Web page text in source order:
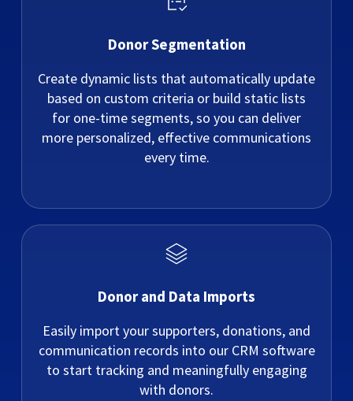
Donor Segmentation
Create dynamic lists that automatically update
based on custom criteria or build static lists
for one-time segments, so you can deliver
more personalized, effective communications
every time.
Donor and Data Imports
Easily import your supporters, donations, and
communication records into our CRM software
to start tracking and meaningfully engaging
with donors.